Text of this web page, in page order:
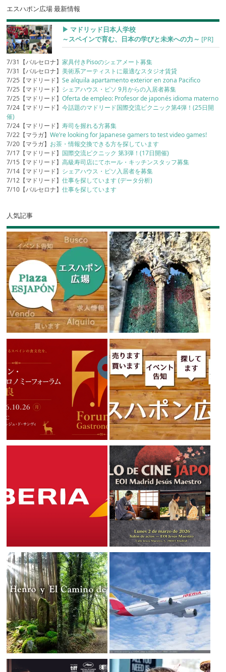
エスハポン広場 最新情報
▶︎ マドリッド日本人学校
～スペインで育む、日本の学びと未来への力～ [PR]
7/31【バルセロナ】家具付きPisoのシェアメート募集
7/31【バルセロナ】美術系アーティストに最適なスタジオ賃貸
7/25【マドリード】Se alquila apartamento exterior en zona Pacifico
7/25【マドリード】 シェアハウス・ピソ 9月からの入居者募集
7/25【マドリード】Oferta de empleo: Profesor de japonés idioma materno
7/24【マドリード】今話題のマドリード国際交流ピクニック第4弾！(25日開
催)
7/24【マドリード】寿司を握れる方募集
7/22【マラガ】We’re looking for Japanese gamers to test video games!
7/20【マラガ】 お茶・情報交換できる方を探しています
7/17【マドリード】 国際交流ピクニック 第3弾！(17日開催)
7/15【マドリード】高級寿司店にてホール・キッチンスタッフ募集
7/14【マドリード】 シェアハウス・ピソ入居者を募集
7/12【マドリード】仕事を探しています (データ分析)
7/10【バルセロナ】仕事を探しています
人気記事